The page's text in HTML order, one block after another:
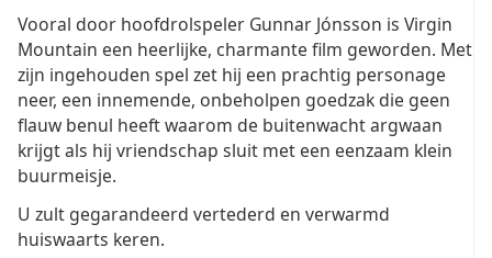
Vooral door hoofdrolspeler Gunnar Jónsson is Virgin
Mountain een heerlijke, charmante film geworden. Met
zijn ingehouden spel zet hij een prachtig personage
neer, een innemende, onbeholpen goedzak die geen
flauw benul heeft waarom de buitenwacht argwaan
krijgt als hij vriendschap sluit met een eenzaam klein
buurmeisje.
U zult gegarandeerd vertederd en verwarmd
huiswaarts keren.